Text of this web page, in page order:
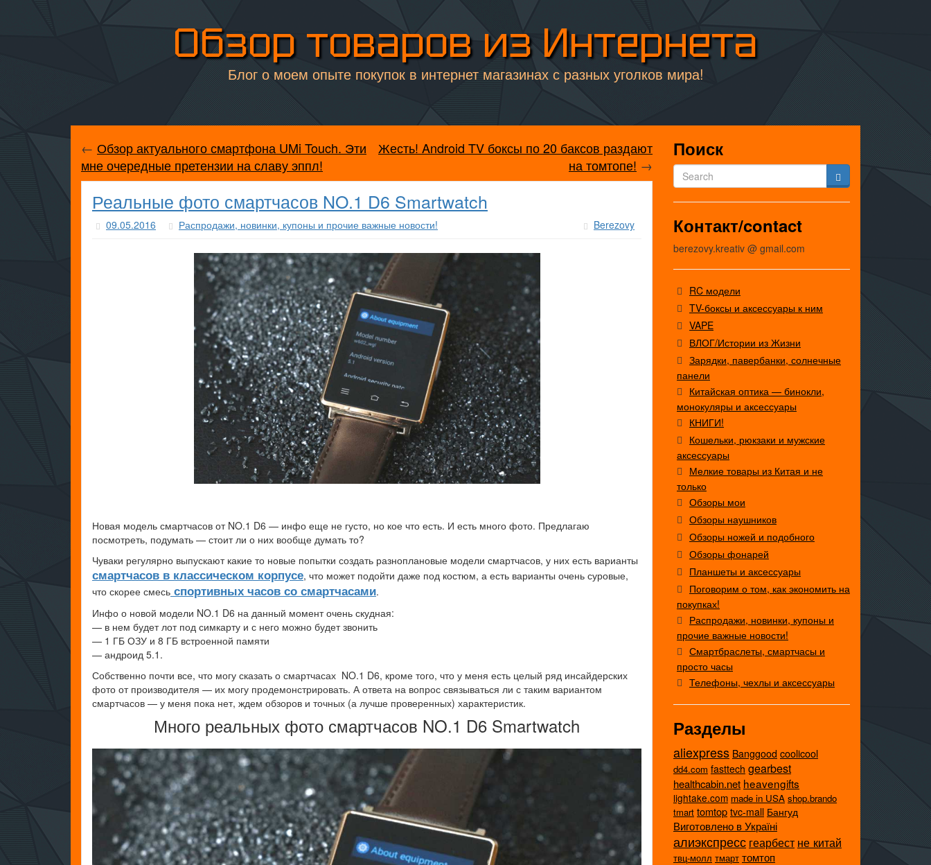
Обзор товаров из Интернета
Блог о моем опыте покупок в интернет магазинах с разных уголков мира!
← Обзор актуального смартфона UMi Touch. Эти
мне очередные претензии на славу эппл!
Жесть! Android TV боксы по 20 баксов раздают
на томтопе! →
Реальные фото смартчасов NO.1 D6 Smartwatch
09.05.2016 Распродажи, новинки, купоны и прочие важные новости! Berezovy
Новая модель смартчасов от NO.1 D6 — инфо еще не густо, но кое что есть. И есть много фото. Предлагаю
посмотреть, подумать — стоит ли о них вообще думать то?
Чуваки регулярно выпускают какие то новые попытки создать разноплановые модели смартчасов, у них есть варианты
смартчасов в классическом корпусе, что может подойти даже под костюм, а есть варианты очень суровые,
что скорее смесь спортивных часов со смартчасами.
Инфо о новой модели NO.1 D6 на данный момент очень скудная:
— в нем будет лот под симкарту и с него можно будет звонить
— 1 ГБ ОЗУ и 8 ГБ встроенной памяти
— андроид 5.1.
Собственно почти все, что могу сказать о смартчасах NO.1 D6, кроме того, что у меня есть целый ряд инсайдерских
фото от производителя — их могу продемонстрировать. А ответа на вопрос связываться ли с таким вариантом
смартчасов — у меня пока нет, ждем обзоров и точных (а лучше проверенных) характеристик.
Много реальных фото смартчасов NO.1 D6 Smartwatch
Поиск
Контакт/contact
berezovy.kreativ @ gmail.com
RC модели
TV-боксы и аксессуары к ним
VAPE
ВЛОГ/Истории из Жизни
Зарядки, павербанки, солнечные
панели
Китайская оптика — бинокли,
монокуляры и аксессуары
КНИГИ!
Кошельки, рюкзаки и мужские
аксессуары
Мелкие товары из Китая и не
только
Обзоры мои
Обзоры наушников
Обзоры ножей и подобного
Обзоры фонарей
Планшеты и аксессуары
Поговорим о том, как экономить на
покупках!
Распродажи, новинки, купоны и
прочие важные новости!
Смартбраслеты, смартчасы и
просто часы
Телефоны, чехлы и аксессуары
Разделы
aliexpress Banggood coolicool
dd4.com fasttech gearbest
healthcabin.net heavengifts
lightake.com made in USA shop.brando
tmart tomtop tvc-mall Бангуд
Виготовлено в Україні
алиэкспресс геарбест не китай
твц-молл тмарт томтоп